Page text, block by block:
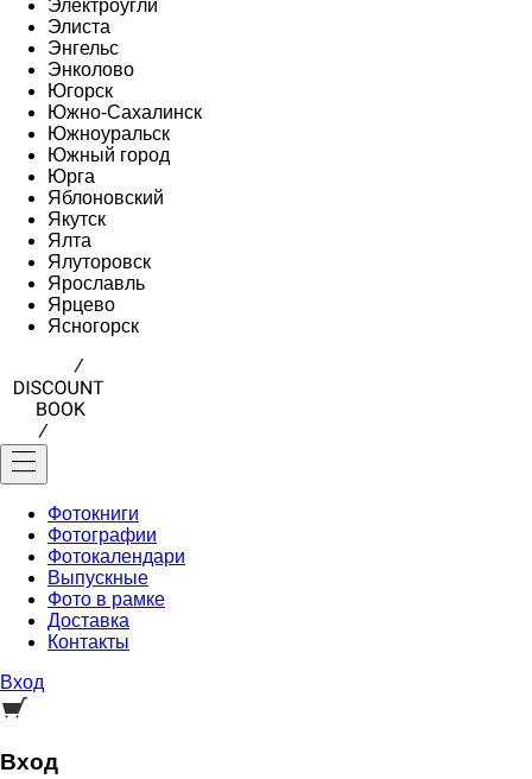
Электроугли
Элиста
Энгельс
Энколово
Югорск
Южно-Сахалинск
Южноуральск
Южный город
Юрга
Яблоновский
Якутск
Ялта
Ялуторовск
Ярославль
Ярцево
Ясногорск
Фотокниги
Фотографии
Фотокалендари
Выпускные
Фото в рамке
Доставка
Контакты
Вход
Вход